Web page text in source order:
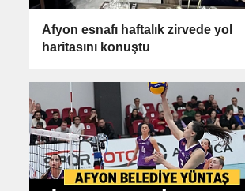
Afyon esnafı haftalık zirvede yol
haritasını konuştu